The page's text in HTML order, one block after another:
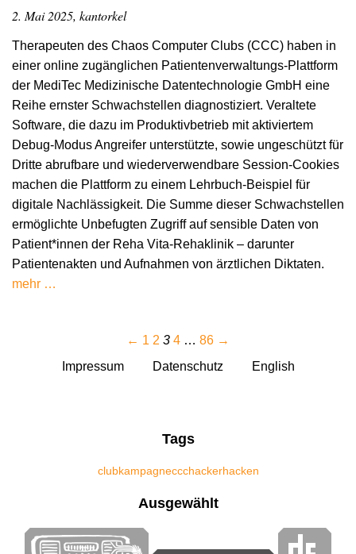
2. Mai 2025, kantorkel
Therapeuten des Chaos Computer Clubs (CCC) haben in
einer online zugänglichen Patientenverwaltungs-Plattform
der MediTec Medizinische Datentechnologie GmbH eine
Reihe ernster Schwachstellen diagnostiziert. Veraltete
Software, die dazu im Produktivbetrieb mit aktiviertem
Debug-Modus Angreifer unterstützte, sowie ungeschützt für
Dritte abrufbare und wiederverwendbare Session-Cookies
machen die Plattform zu einem Lehrbuch-Beispiel für
digitale Nachlässigkeit. Die Summe dieser Schwachstellen
ermöglichte Unbefugten Zugriff auf sensible Daten von
Patient*innen der Reha Vita-Rehaklinik – darunter
Patientenakten und Aufnahmen von ärztlichen Diktaten.
mehr …
← 1 2 3 4 … 86 →
Impressum
Datenschutz English
Tags
clubkampagneccchackerhacken
Ausgewählt